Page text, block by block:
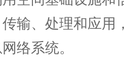
输、处理和应用
络系统。